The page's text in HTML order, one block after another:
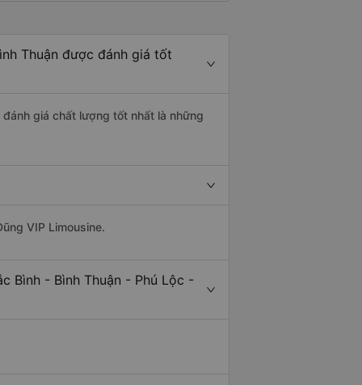
Thuận được đánh giá tốt
giá chất lượng tốt nhất là những
VIP Limousine.
Bình - Bình Thuận - Phú Lộc -